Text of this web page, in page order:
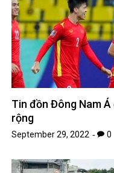
Tin đồn Đông Nam
rộng
September 29, 2022 0